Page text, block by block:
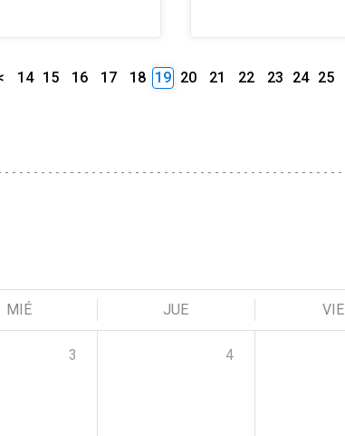
14 15 16 17 18 19 20 21 22 23 24 25
MIÉ JUE VIE
3 4